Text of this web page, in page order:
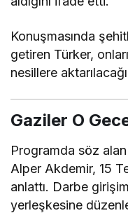
Konuşmasında
getiren Türker,
nesillere
Gaziler O
Programda söz
Alper Akdemir, 15
anlattı. Darbe
yerleşkesine